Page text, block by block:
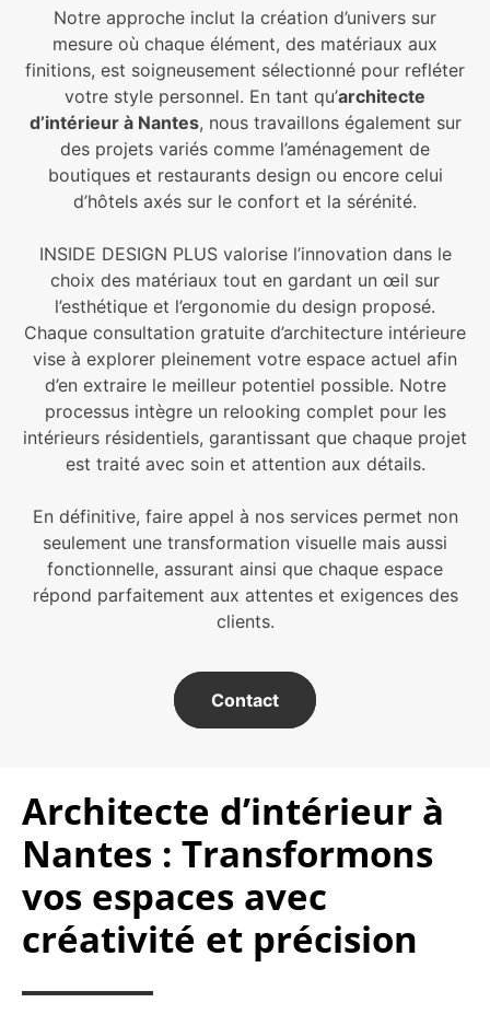
Notre approche inclut la création d’univers sur
mesure où chaque élément, des matériaux aux
finitions, est soigneusement sélectionné pour refléter
votre style personnel. En tant qu’architecte
d’intérieur à Nantes, nous travaillons également sur
des projets variés comme l’aménagement de
boutiques et restaurants design ou encore celui
d’hôtels axés sur le confort et la sérénité.
INSIDE DESIGN PLUS valorise l’innovation dans le
choix des matériaux tout en gardant un œil sur
l’esthétique et l’ergonomie du design proposé.
Chaque consultation gratuite d’architecture intérieure
vise à explorer pleinement votre espace actuel afin
d’en extraire le meilleur potentiel possible. Notre
processus intègre un relooking complet pour les
intérieurs résidentiels, garantissant que chaque projet
est traité avec soin et attention aux détails.
En définitive, faire appel à nos services permet non
seulement une transformation visuelle mais aussi
fonctionnelle, assurant ainsi que chaque espace
répond parfaitement aux attentes et exigences des
clients.
Contact
Architecte d’intérieur à
Nantes : Transformons
vos espaces avec
créativité et précision